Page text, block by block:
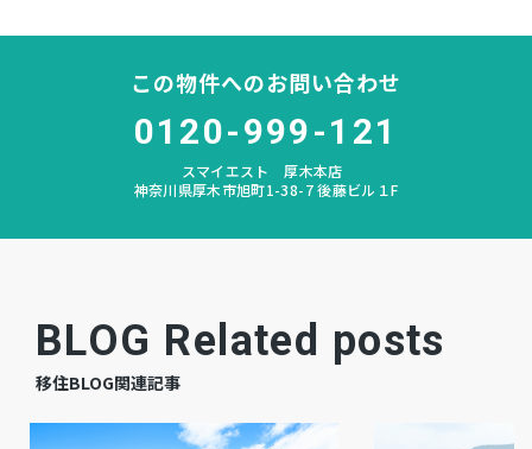
なし
上水道 公共
この物件へのお問い合わせ
0120-999-121
スマイエスト 厚木本店
神奈川県厚木市旭町1-38-7 後藤ビル１F
BLOG Related posts
移住BLOG関連記事